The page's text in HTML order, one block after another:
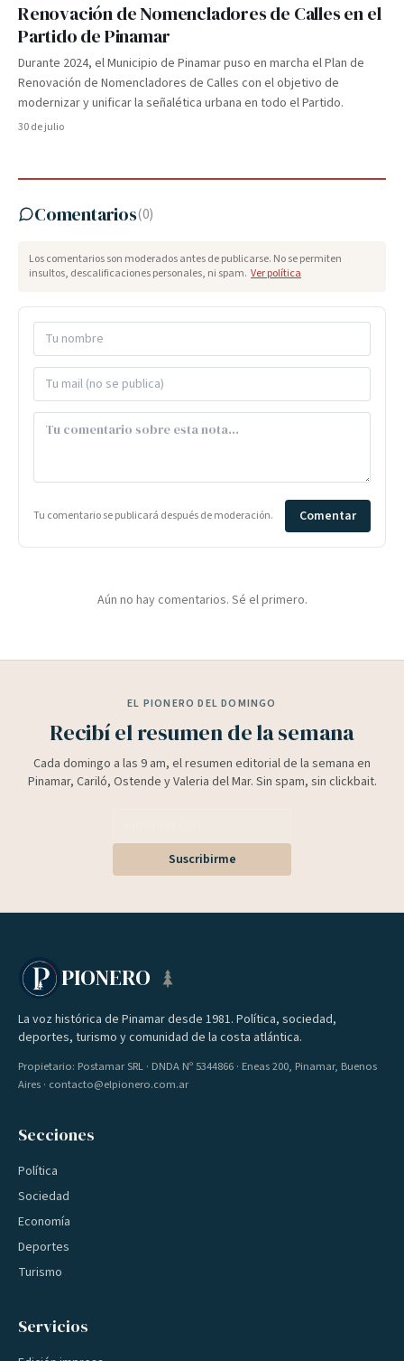
Renovación de Nomencladores de Calles en el
Partido de Pinamar
Durante 2024, el Municipio de Pinamar puso en marcha el Plan de
Renovación de Nomencladores de Calles con el objetivo de
modernizar y unificar la señalética urbana en todo el Partido.
30 de julio
Comentarios(0)
Los comentarios son moderados antes de publicarse. No se permiten
insultos, descalificaciones personales, ni spam. Ver política
Tu comentario se publicará después de moderación. Comentar
Aún no hay comentarios. Sé el primero.
EL PIONERO DEL DOMINGO
Recibí el resumen de la semana
Cada domingo a las 9 am, el resumen editorial de la semana en
Pinamar, Cariló, Ostende y Valeria del Mar. Sin spam, sin clickbait.
Suscribirme
PIONERO
La voz histórica de Pinamar desde 1981. Política, sociedad,
deportes, turismo y comunidad de la costa atlántica.
Propietario: Postamar SRL · DNDA Nº 5344866 · Eneas 200, Pinamar, Buenos
Aires · contacto@elpionero.com.ar
Secciones
Política
Sociedad
Economía
Deportes
Turismo
Servicios